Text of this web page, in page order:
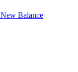
New Balance